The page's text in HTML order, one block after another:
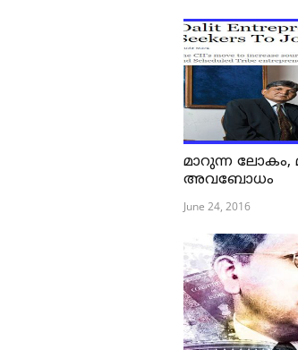
മാറുന്ന ലോകം,
അവബോധം
June 24, 2016